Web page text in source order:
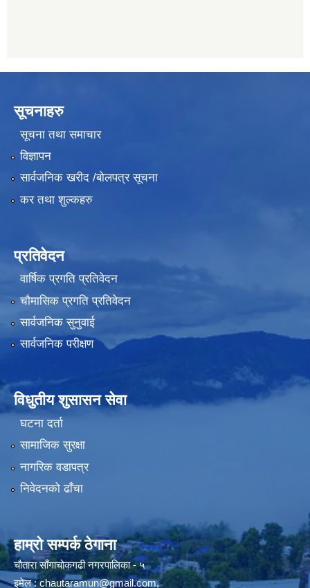
सूचनाहरु
सूचना तथा समाचार
विज्ञापन
सार्वजनिक खरीद /बोलपत्र सूचना
कर तथा शुल्कहरु
प्रतिवेदन
वार्षिक प्रगति प्रतिवेदन
चौमासिक प्रगति प्रतिवेदन
सार्वजनिक सुनुवाई
सार्वजनिक परीक्षण
विधुतीय शुसासन सेवा
घटना दर्ता
सामाजिक सुरक्षा
नागरिक वडापत्र
निवेदनको ढाँचा
हाम्रो सम्पर्क ठेगाना
चौतारा साँगाचोकगढी नगरपालिका - ५
इमेल :chautaramun@gmail.com,